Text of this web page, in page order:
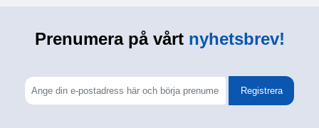
Prenumera på vårtnyhetsbrev!
Registrera